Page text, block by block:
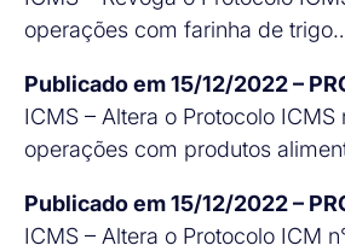
operações com farinha de
Publicado em 15/12/2022 –
ICMS – Altera o Protocolo
operações com produtos
Publicado em 15/12/2022 –
ICMS – Altera o Protocolo ICM